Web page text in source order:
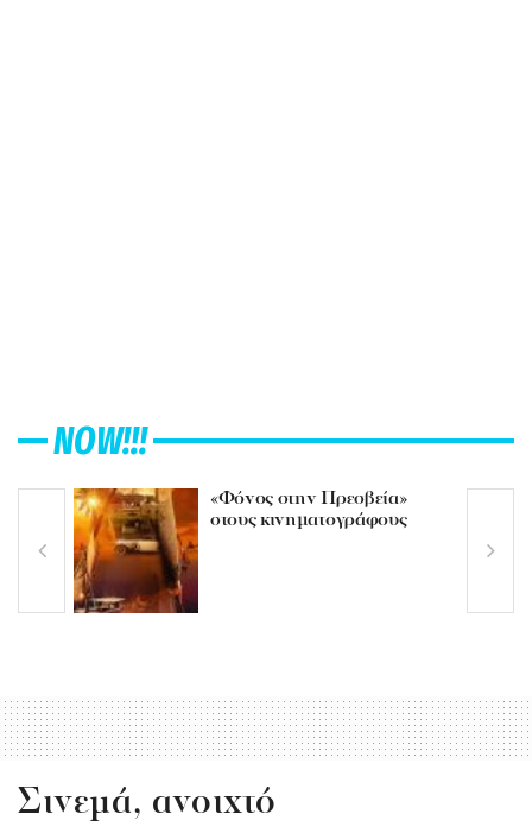
NOW!!!
«Φόνος στην Πρεσβεία»
στους κινηματογράφους
Σινεμά, ανοιχτό